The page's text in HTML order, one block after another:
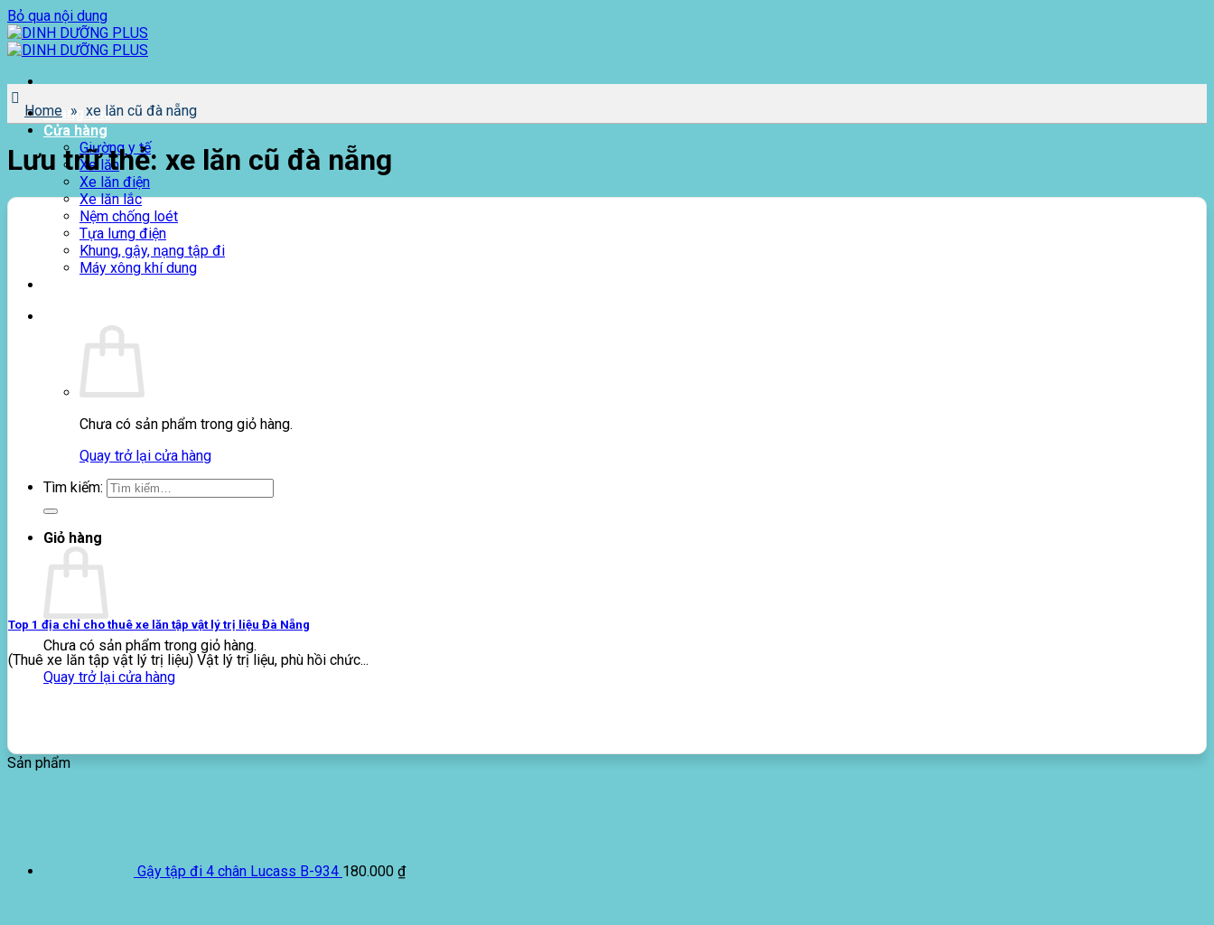
Bỏ qua nội dung
Trang chủ
Cửa hàng
Giường y tế
Xe lăn
Xe lăn điện
Xe lăn lắc
Nệm chống loét
Tựa lưng điện
Khung, gậy, nạng tập đi
Máy xông khí dung
Chưa có sản phẩm trong giỏ hàng.
Quay trở lại cửa hàng
Tìm kiếm:
Giỏ hàng
Chưa có sản phẩm trong giỏ hàng.
Quay trở lại cửa hàng
Home » xe lăn cũ đà nẵng
Lưu trữ thẻ: xe lăn cũ đà nẵng
Top 1 địa chỉ cho thuê xe lăn tập vật lý trị liệu Đà Nẵng
(Thuê xe lăn tập vật lý trị liệu) Vật lý trị liệu, phù hồi chức...
Sản phẩm
Gậy tập đi 4 chân Lucass B-934 180.000 ₫